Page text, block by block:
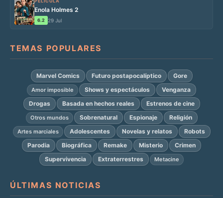
Enola Holmes 2
6.2 29 Jul
TEMAS POPULARES
Marvel Comics Futuro postapocalíptico Gore
Amor imposible Shows y espectáculos
Venganza
Drogas
Basada en hechos reales Estrenos de cine
Otros mundos Sobrenatural Espionaje Religión
Artes marciales Adolescentes Novelas y relatos
Robots
Parodia
Biográfica Remake Misterio
Crimen
Supervivencia
Extraterrestres Metacine
ÚLTIMAS NOTICIAS